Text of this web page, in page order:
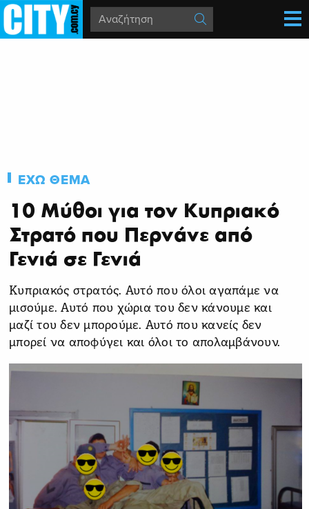
ΕΧΩ ΘΕΜΑ
10 Μύθοι για τον Κυπριακό
Στρατό που Περνάνε από
Γενιά σε Γενιά
Κυπριακός στρατός. Αυτό που όλοι αγαπάμε να
μισούμε. Αυτό που χώρια του δεν κάνουμε και
μαζί του δεν μπορούμε. Αυτό που κανείς δεν
μπορεί να αποφύγει και όλοι το απολαμβάνουν.